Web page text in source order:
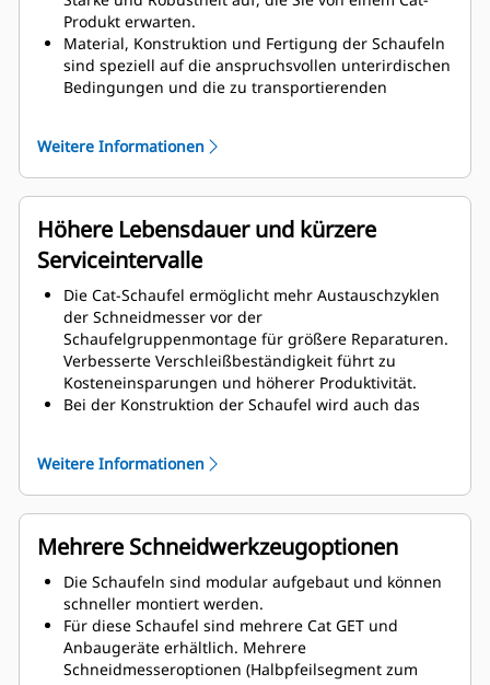
Produkt erwarten.
Material, Konstruktion und Fertigung der Schaufeln
sind speziell auf die anspruchsvollen unterirdischen
Bedingungen und die zu transportierenden
sorgen für eine höhere Festigkeit und Steifigkeit der
Schaufelbaugruppe, was die Montage und
Demontage der Schneiden erleichtert.
Für die Komponenten der Schaufelgruppe werden
höherwertige Materialien verwendet.
Weitere Informationen
Höhere Lebensdauer und kürzere
Serviceintervalle
Die Cat-Schaufel ermöglicht mehr Austauschzyklen
der Schneidmesser vor der
Schaufelgruppenmontage für größere Reparaturen.
Verbesserte Verschleißbeständigkeit führt zu
Kosteneinsparungen und höherer Produktivität.
Bei der Konstruktion der Schaufel wird auch das
Verbesserung der Gesamtleistung der Maschine
angestrebt werden.
Cat GET bietet auch große Wettbewerbsvorteile.
Weitere Informationen
Mehrere Schneidwerkzeugoptionen
Die Schaufeln sind modular aufgebaut und können
schneller montiert werden.
Für diese Schaufel sind mehrere Cat GET und
Anbaugeräte erhältlich. Mehrere
Schneidmesseroptionen (Halbpfeilsegment zum